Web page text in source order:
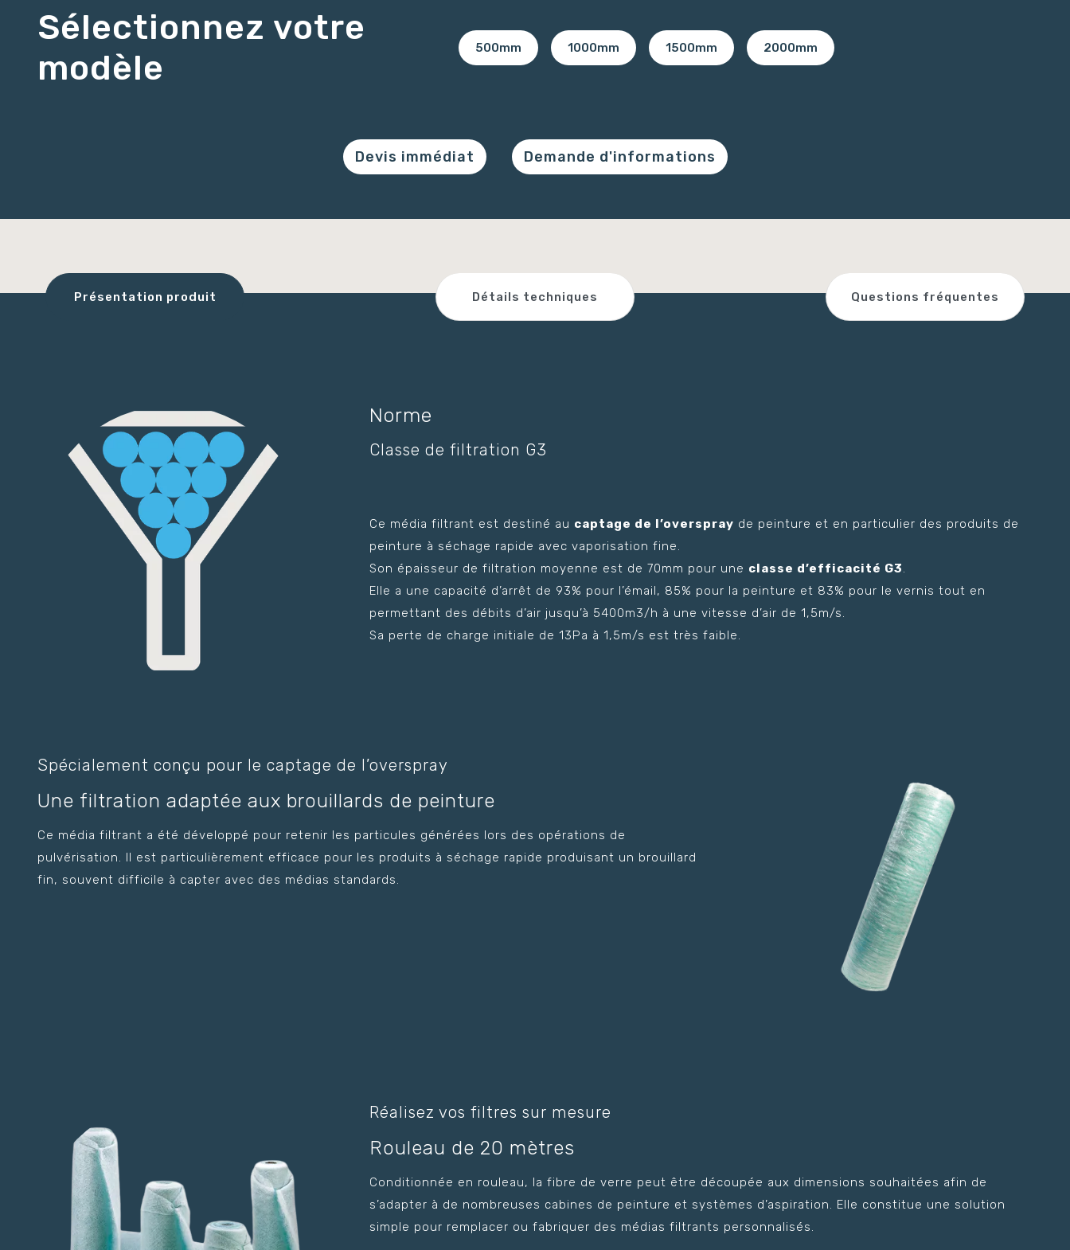
Sélectionnez votre
modèle
500mm 1000mm 1500mm 2000mm
Devis immédiat Demande d'informations
Présentation produit Détails techniques Questions fréquentes
Norme
Classe de filtration G3
Ce média filtrant est destiné au captage de l’overspray de peinture et en particulier des produits de
peinture à séchage rapide avec vaporisation fine.
Son épaisseur de filtration moyenne est de 70mm pour une classe d’efficacité G3.
Elle a une capacité d’arrêt de 93% pour l’émail, 85% pour la peinture et 83% pour le vernis tout en
permettant des débits d’air jusqu’à 5400m3/h à une vitesse d’air de 1,5m/s.
Sa perte de charge initiale de 13Pa à 1,5m/s est très faible.
Spécialement conçu pour le captage de l’overspray
Une filtration adaptée aux brouillards de peinture
Ce média filtrant a été développé pour retenir les particules générées lors des opérations de
pulvérisation. Il est particulièrement efficace pour les produits à séchage rapide produisant un brouillard
fin, souvent difficile à capter avec des médias standards.
Réalisez vos filtres sur mesure
Rouleau de 20 mètres
Conditionnée en rouleau, la fibre de verre peut être découpée aux dimensions souhaitées afin de
s’adapter à de nombreuses cabines de peinture et systèmes d’aspiration. Elle constitue une solution
simple pour remplacer ou fabriquer des médias filtrants personnalisés.